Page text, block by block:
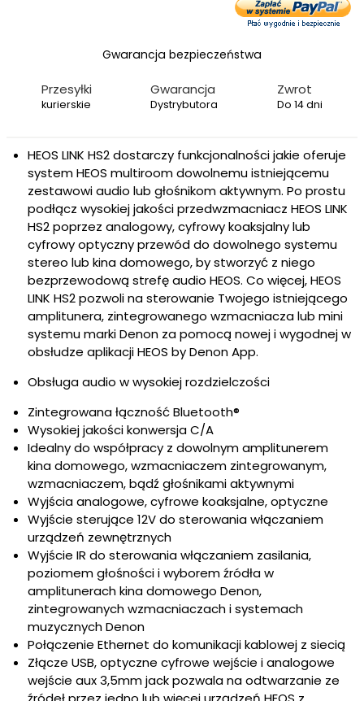
Gwarancja bezpieczeństwa
Przesyłki
kurierskie
Gwarancja
Dystrybutora
Zwrot
Do 14 dni
HEOS LINK HS2 dostarczy funkcjonalności jakie oferuje
system HEOS multiroom dowolnemu istniejącemu
zestawowi audio lub głośnikom aktywnym. Po prostu
podłącz wysokiej jakości przedwzmacniacz HEOS LINK
HS2 poprzez analogowy, cyfrowy koaksjalny lub
cyfrowy optyczny przewód do dowolnego systemu
stereo lub kina domowego, by stworzyć z niego
bezprzewodową strefę audio HEOS. Co więcej, HEOS
LINK HS2 pozwoli na sterowanie Twojego istniejącego
amplitunera, zintegrowanego wzmacniacza lub mini
systemu marki Denon za pomocą nowej i wygodnej w
obsłudze aplikacji HEOS by Denon App.
Obsługa audio w wysokiej rozdzielczości
Zintegrowana łączność Bluetooth®
Wysokiej jakości konwersja C/A
Idealny do współpracy z dowolnym amplitunerem
kina domowego, wzmacniaczem zintegrowanym,
wzmacniaczem, bądź głośnikami aktywnymi
Wyjścia analogowe, cyfrowe koaksjalne, optyczne
Wyjście sterujące 12V do sterowania włączaniem
urządzeń zewnętrznych
Wyjście IR do sterowania włączaniem zasilania,
poziomem głośności i wyborem źródła w
amplitunerach kina domowego Denon,
zintegrowanych wzmacniaczach i systemach
muzycznych Denon
Połączenie Ethernet do komunikacji kablowej z siecią
Złącze USB, optyczne cyfrowe wejście i analogowe
wejście aux 3,5mm jack pozwala na odtwarzanie ze